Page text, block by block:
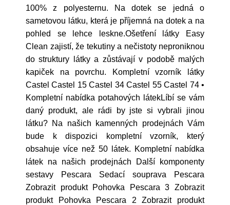
100% z polyesternu. Na dotek se jedná o
sametovou látku, která je příjemná na dotek a na
pohled se lehce leskne.Ošetření látky Easy
Clean zajistí, že tekutiny a nečistoty neproniknou
do struktury látky a zůstávají v podobě malých
kapiček na povrchu. Kompletní vzorník látky
Castel Castel 15 Castel 34 Castel 55 Castel 74 •
Kompletní nabídka potahových látekLíbí se vám
daný produkt, ale rádi by jste si vybrali jinou
látku? Na našich kamenných prodejnách Vám
bude k dispozici kompletní vzorník, který
obsahuje více než 50 látek. Kompletní nabídka
látek na našich prodejnách Další komponenty
sestavy Pescara Sedací souprava Pescara
Zobrazit produkt Pohovka Pescara 3 Zobrazit
produkt Pohovka Pescara 2 Zobrazit produkt